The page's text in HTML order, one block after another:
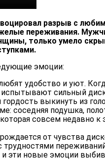
разрыв с
переживания.
только умело
эмоции:
удобство и уют.
испытывают сильный
выкинуть из
соседняя подушка,
совсем недавно
от чувства
трудностями
эти новые эмоции